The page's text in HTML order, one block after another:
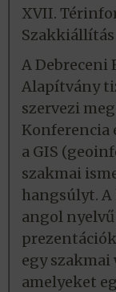
XVII.
Szakkiállítás
A Debreceni
Alapítvány
szervezi
Konferencia
a GIS
szakmai
hangsúlyt. A
angol
egy
amelyeket